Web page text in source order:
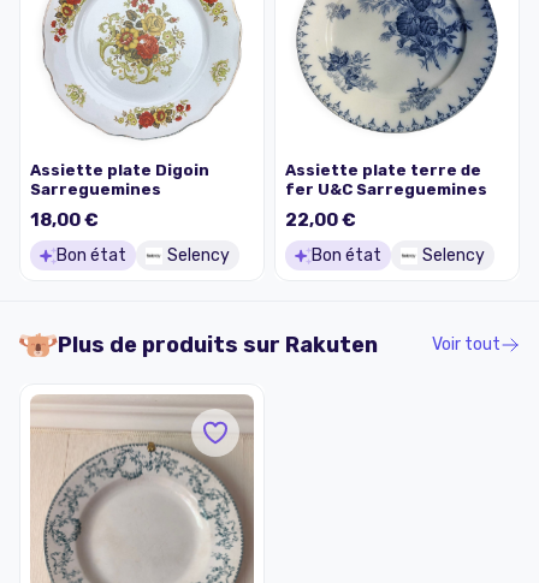
Assiette plate Digoin
Sarreguemines
18,00 €
Bon état Selency
Assiette plate terre de
fer U&C Sarreguemines
22,00 €
Bon état Selency
Plus de produits sur Rakuten Voir tout